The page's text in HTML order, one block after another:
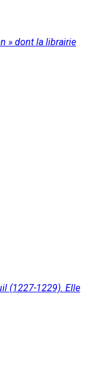
» dont la librairie
(1227-1229). Elle